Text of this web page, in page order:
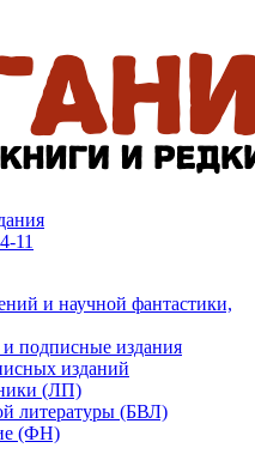
11
и научной фантастики,
подписные издания
изданий
(ЛП)
литературы (БВЛ)
(ФН)